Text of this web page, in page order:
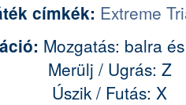
címkék: Extreme
Mozgatás: balra
Merülj / Ugrás: Z
Úszik / Futás: X